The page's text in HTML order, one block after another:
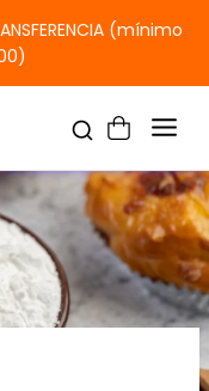
(mínimo